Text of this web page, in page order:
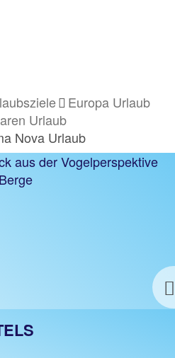
Europa Urlaub
Urlaub
Nova Urlaub